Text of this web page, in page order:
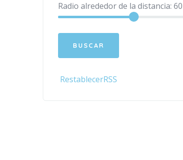
Radio alrededor de la distancia: 60
RestablecerRSS